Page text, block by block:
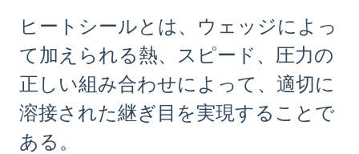
ヒートシールとは、ウェッジによっ
て加えられる熱、スピード、圧力の
正しい組み合わせによって、適切に
溶接された継ぎ目を実現することで
ある。